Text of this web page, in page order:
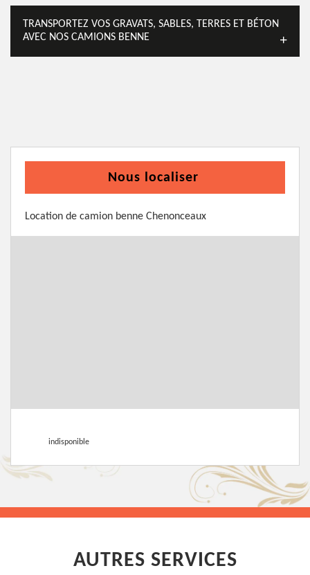
TRANSPORTEZ VOS GRAVATS, SABLES, TERRES ET BÉTON
AVEC NOS CAMIONS BENNE
Nous localiser
Location de camion benne Chenonceaux
indisponible
AUTRES SERVICES